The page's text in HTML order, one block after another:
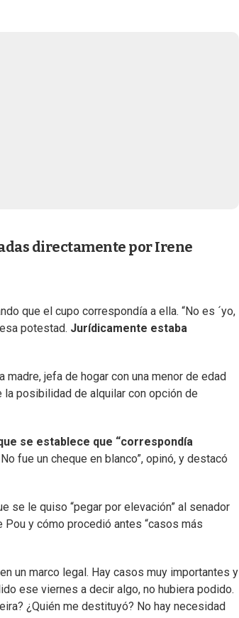
directamente por Irene
que el cupo correspondía a ella. “No es ´yo,
potestad. Jurídicamente estaba
jefa de hogar con una menor de edad
la posibilidad de alquilar con opción de
se establece que “correspondía
fue un cheque en blanco”, opinó, y destacó
se le quiso “pegar por elevación” al senador
y cómo procedió antes “casos más
un marco legal. Hay casos muy importantes y
ese viernes a decir algo, no hubiera podido.
¿Quién me destituyó? No hay necesidad